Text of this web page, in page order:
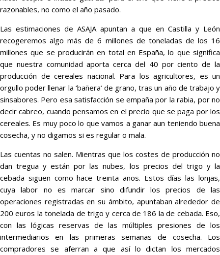
razonables, no como el año pasado.
Las estimaciones de ASAJA apuntan a que en Castilla y León
recogeremos algo más de 6 millones de toneladas de los 16
millones que se producirán en total en España, lo que significa
que nuestra comunidad aporta cerca del 40 por ciento de la
producción de cereales nacional. Para los agricultores, es un
orgullo poder llenar la ‘bañera’ de grano, tras un año de trabajo y
sinsabores. Pero esa satisfacción se empaña por la rabia, por no
decir cabreo, cuando pensamos en el precio que se paga por los
cereales. Es muy poco lo que vamos a ganar aun teniendo buena
cosecha, y no digamos si es regular o mala.
Las cuentas no salen. Mientras que los costes de producción no
dan tregua y están por las nubes, los precios del trigo y la
cebada siguen como hace treinta años. Estos días las lonjas,
cuya labor no es marcar sino difundir los precios de las
operaciones registradas en su ámbito, apuntaban alrededor de
200 euros la tonelada de trigo y cerca de 186 la de cebada. Eso,
con las lógicas reservas de las múltiples presiones de los
intermediarios en las primeras semanas de cosecha. Los
compradores se aferran a que así lo dictan los mercados